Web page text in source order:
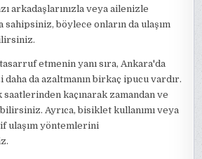
arkadaşlarınızla veya ailenizle
sahipsiniz, böylece onların da ulaşım
etmenin yanı sıra, Ankara'da
da azaltmanın birkaç ipucu vardır.
kaçınarak zamandan ve
Ayrıca, bisiklet kullanımı veya
ulaşım yöntemlerini